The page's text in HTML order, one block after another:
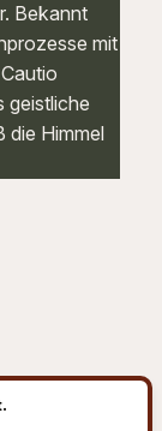
Bekannt
mit
Cautio
geistliche
die Himmel